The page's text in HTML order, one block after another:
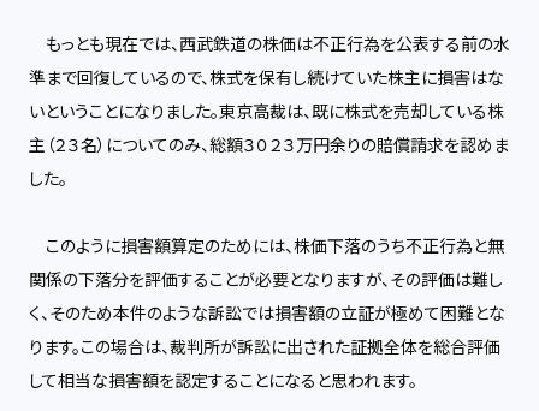
もっとも現在では、西武鉄道の株価は不正行為を公表する前の水
準まで回復しているので、株式を保有し続けていた株主に損害はな
いということになりました。東京高裁は、既に株式を売却している株
主（２３名）についてのみ、総額３０２３万円余りの賠償請求を認めま
した。
このように損害額算定のためには、株価下落のうち不正行為と無
関係の下落分を評価することが必要となりますが、その評価は難し
く、そのため本件のような訴訟では損害額の立証が極めて困難とな
ります。この場合は、裁判所が訴訟に出された証拠全体を総合評価
して相当な損害額を認定することになると思われます。